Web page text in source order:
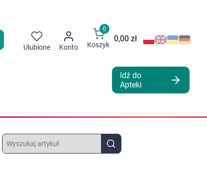
Ulubione Konto
0
Koszyk
0,00 zł
Idź do
Apteki